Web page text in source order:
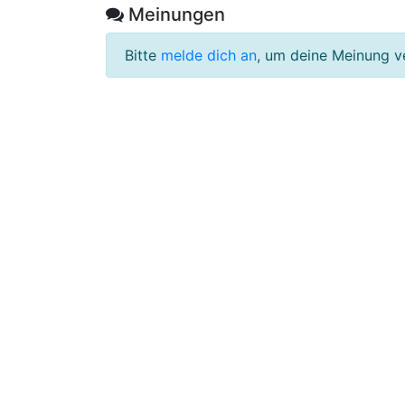
Meinungen
Bitte melde dich an, um deine Meinung